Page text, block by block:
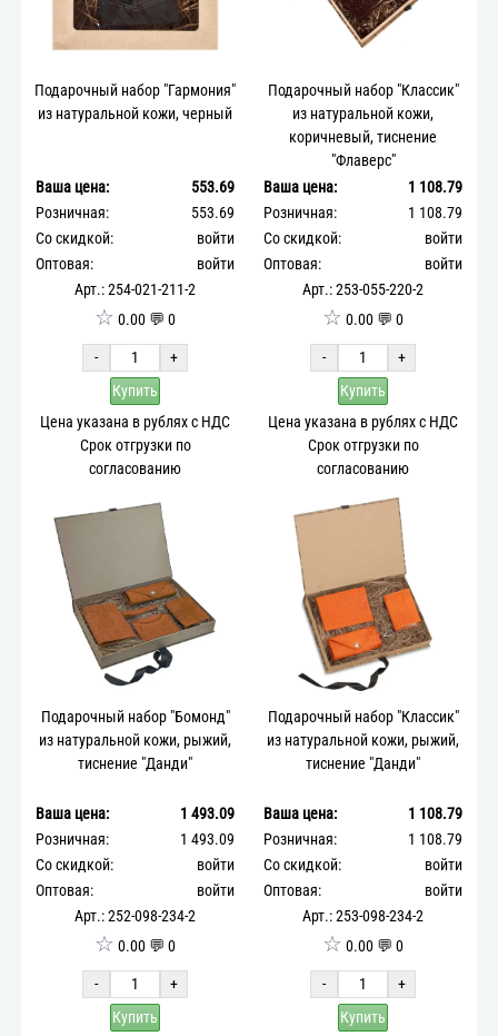
Подарочный набор "Гармония"
из натуральной кожи, черный
Ваша цена:
553.69
Розничная:
553.69
Со скидкой:
войти
Оптовая:
войти
Арт.: 254-021-211-2
☆ 0.00 💬 0
-
+
Купить
Цена указана в рублях с НДС
Срок отгрузки по
согласованию
Подарочный набор "Классик"
из натуральной кожи,
коричневый, тиснение
"Флаверс"
Ваша цена:
1 108.79
Розничная:
1 108.79
Со скидкой:
войти
Оптовая:
войти
Арт.: 253-055-220-2
☆ 0.00 💬 0
-
+
Купить
Цена указана в рублях с НДС
Срок отгрузки по
согласованию
Подарочный набор "Бомонд"
из натуральной кожи, рыжий,
тиснение "Данди"
Ваша цена:
1 493.09
Розничная:
1 493.09
Со скидкой:
войти
Оптовая:
войти
Арт.: 252-098-234-2
☆ 0.00 💬 0
-
+
Купить
Подарочный набор "Классик"
из натуральной кожи, рыжий,
тиснение "Данди"
Ваша цена:
1 108.79
Розничная:
1 108.79
Со скидкой:
войти
Оптовая:
войти
Арт.: 253-098-234-2
☆ 0.00 💬 0
-
+
Купить